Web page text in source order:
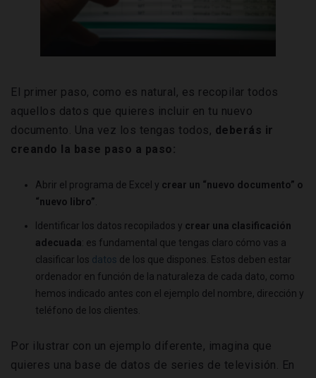
El primer paso, como es natural, es recopilar todos
aquellos datos que quieres incluir en tu nuevo
documento. Una vez los tengas todos, deberás ir
creando la base paso a paso:
Abrir el programa de Excel y crear un “nuevo documento” o
“nuevo libro”
Identificar los datos recopilados y crear una clasificación
adecuada: es fundamental que tengas claro cómo vas a
clasificar los datos de los que dispones. Estos deben estar
ordenador en función de la naturaleza de cada dato, como
hemos indicado antes con el ejemplo del nombre, dirección y
teléfono de los clientes.
Por ilustrar con un ejemplo diferente, imagina que
quieres una base de datos de series de televisión. En